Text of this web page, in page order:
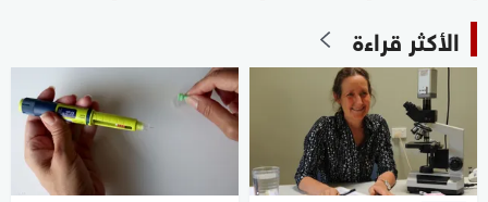
الأكثر قراءة